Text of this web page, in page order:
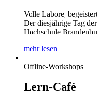
Volle Labore,
Der diesjährige Tag
Hochschule
mehr lesen
Offline-Workshops
Lern-Café